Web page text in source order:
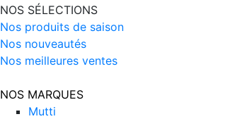
NOS SÉLECTIONS
Nos produits de saison
Nos nouveautés
Nos meilleures ventes
NOS MARQUES
Mutti